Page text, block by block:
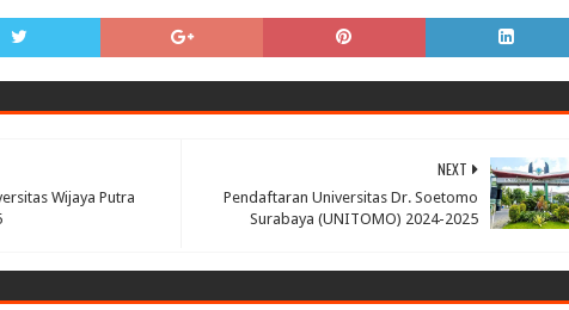
NEXT
Pendaftaran Universitas Dr. Soetomo
Surabaya (UNITOMO) 2024-2025
Wijaya Putra